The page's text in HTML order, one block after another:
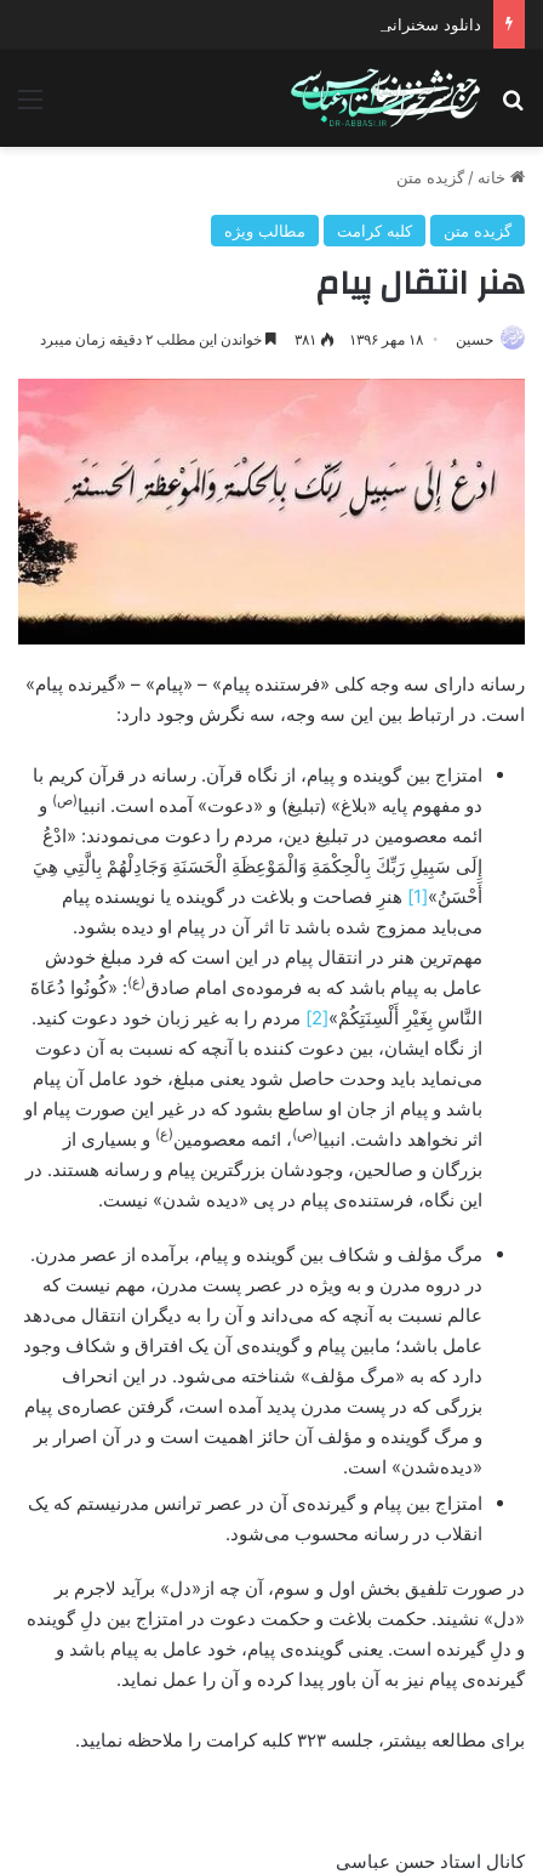
دانلود سخنرانی استاد حسن عباسی با موضوع چهار انتخاب ۱۴۰۰
جستجو برای
خانه / گزیده متن
گزیده متن کلبه کرامت مطالب ویژه
هنر انتقال پیام
حسین ۱۸ مهر ۱۳۹۶ ۳۸۱ خواندن این مطلب ۲ دقیقه زمان میبرد
رسانه دارای سه وجه کلی «فرستنده پیام» – «پیام» – «گیرنده پیام»
است. در ارتباط بین این سه وجه، سه نگرش وجود دارد:
امتزاج بین گوینده و پیام، از نگاه قرآن. رسانه در قرآن کریم با
دو مفهوم پایه «بلاغ» (تبلیغ) و «دعوت» آمده است. انبیا(ص) و
ائمه معصومین در تبلیغ دین، مردم را دعوت می‌نمودند: «ادْعُ
إِلَى سَبِيلِ رَبِّكَ بِالْحِكْمَةِ وَالْمَوْعِظَةِ الْحَسَنَةِ وَجَادِلْهُمْ بِالَّتِي هِيَ
أَحْسَنُ»[1]
هنرِ فصاحت و بلاغت در گوینده یا نویسنده پیام
می‌باید ممزوج شده باشد تا اثر آن در پیام او دیده بشود.
مهم‌ترین هنر در انتقال پیام در این است که فرد مبلغ خودش
عامل به پیام باشد که به فرموده‌ی امام صادق(ع): «كُونُوا دُعَاةَ
النَّاسِ بِغَيْرِ أَلْسِنَتِكُمْ»[2]
مردم را به غیر زبان خود دعوت کنید.
از نگاه ایشان، بین دعوت کننده با آنچه که نسبت به آن دعوت
می‌نماید ‌باید وحدت حاصل شود یعنی مبلغ، خود عامل آن پیام
باشد و پیام از جان او ساطع بشود که در غیر این صورت پیام او
اثر نخواهد داشت. انبیا(ص)، ائمه معصومین(ع) و بسیاری از
بزرگان و صالحین، وجودشان بزرگترین پیام و رسانه هستند. در
این نگاه، فرستنده‌ی پیام در پی «دیده شدن» نیست.
مرگ مؤلف و شکاف بین گوینده و پیام، برآمده از عصر مدرن.
در دروه مدرن و به ویژه در عصر پست مدرن، مهم نیست که
عالم نسبت به آنچه که می‌داند و آن را به دیگران انتقال می‌دهد
عامل باشد؛ مابین پیام و گوینده‌ی آن یک افتراق و شکاف وجود
دارد که به «مرگ مؤلف» شناخته می‌شود. در این انحراف
بزرگی که در پست مدرن پدید آمده است، گرفتن عصاره‌ی پیام
و مرگ گوینده و مؤلف آن حائز اهمیت است و در آن اصرار بر
«دیده‌شدن» است.
امتزاج بین پیام و گیرنده‌ی آن در عصر ترانس مدرنیستم که یک
انقلاب در رسانه محسوب می‌شود.
در صورت تلفیق بخش اول و سوم، آن چه از«دل» برآید لاجرم بر
«دل» نشیند. حکمت بلاغت و حکمت دعوت در امتزاج بین دلِ گوینده
و دلِ گیرنده است. یعنی گوینده‌ی پیام، خود عامل به پیام باشد و
گیرنده‌ی پیام نیز به آن باور پیدا کرده و آن را عمل نماید.
برای مطالعه بیشتر، جلسه ۳۲۳ کلبه کرامت را ملاحظه نمایید.
کانال استاد حسن عباسی